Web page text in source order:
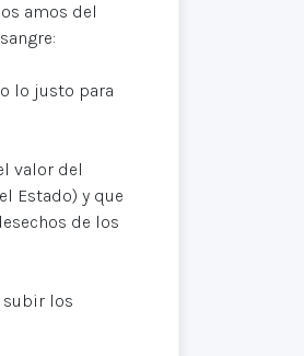
amos del
lo justo para
valor del
Estado) y que
de los
subir los